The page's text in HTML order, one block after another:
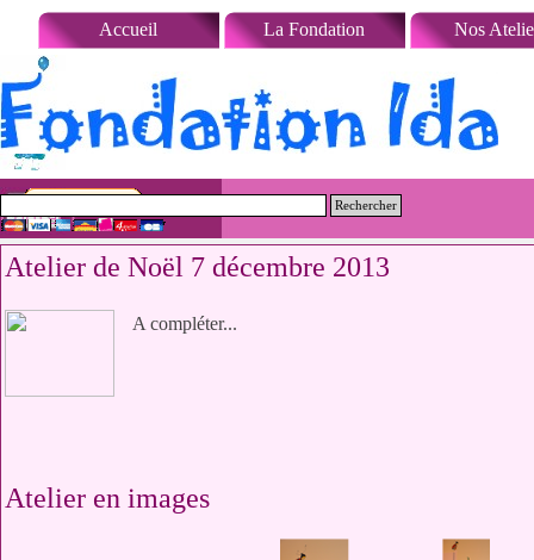
Aller au contenu
Rechercher
Accueil La Fondation Nos
Atelier de Noël 7 décembre 2013
A compléter...
Atelier en images